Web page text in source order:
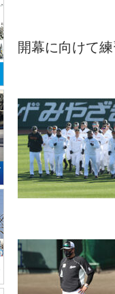
開幕に向けて